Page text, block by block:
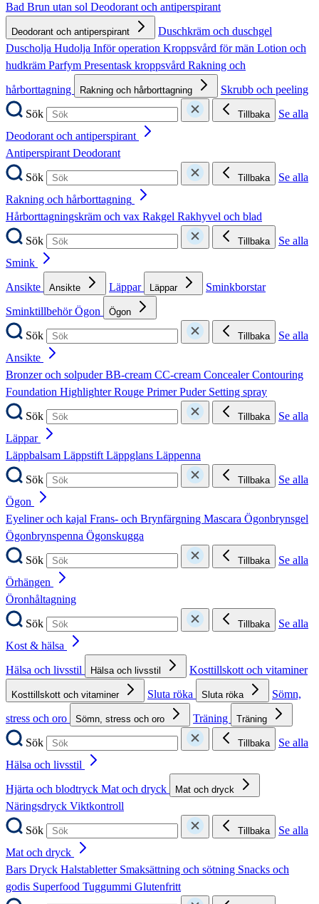
Bad Brun utan sol Deodorant och antiperspirant
Deodorant och antiperspirant
Duschkräm och duschgel
Duscholja Hudolja Inför operation Kroppsvård för män Lotion och
hudkräm Parfym Presentask kroppsvård Rakning och
hårborttagning
Rakning och hårborttagning
Skrubb och peeling
Sök
Tillbaka
Se alla
Deodorant och antiperspirant
AntiperspirantDeodorant
Sök
Tillbaka
Se alla
Rakning och hårborttagning
Hårborttagningskräm och vax Rakgel Rakhyvel och blad
Sök
Tillbaka
Se alla
Smink
Ansikte
Ansikte Läppar Läppar
Sminkborstar
SminktillbehörÖgon Ögon
Sök Tillbaka
Se alla
Ansikte
Bronzer och solpuderBB-cream CC-cream ConcealerContouring
Foundation HighlighterRouge PrimerPuder Setting spray
Sök
Tillbaka
Se alla
Läppar
Läppbalsam LäppstiftLäppglans Läppenna
Sök
Tillbaka
Se alla
Ögon
Eyeliner och kajal Frans- och Brynfärgning Mascara Ögonbrynsgel
Ögonbrynspenna Ögonskugga
Sök
Tillbaka
Se alla
Örhängen
Öronhåltagning
Sök
Tillbaka
Se alla
Kost & hälsa
Hälsa och livsstil
Hälsa och livsstil Kosttillskott och vitaminer
Kosttillskott och vitaminer Sluta röka Sluta röka
Sömn,
stress och oro
Sömn, stress och oro Träning Träning
Sök Tillbaka
Se alla
Hälsa och livsstil
Hjärta och blodtryck Mat och dryck Mat och dryck
Näringsdryck Viktkontroll
Sök
Tillbaka
Se alla
Mat och dryck
Bars Dryck Halstabletter Smaksättning och sötning Snacks och
godis Superfood Tuggummi Glutenfritt